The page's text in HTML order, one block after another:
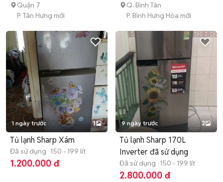
Quận 7
P. Tân Hưng mới
Q. Bình Tân
P. Bình Hưng Hòa mới
1 ngày trước 1
Tủ lạnh Sharp Xám
Đã sử dụng 150 - 199 lít
1.200.000 đ
9 ngày trước 2
Tủ lạnh Sharp 170L
Inverter đã sử dụng
Đã sử dụng 150 - 199 lít
2.800.000 đ